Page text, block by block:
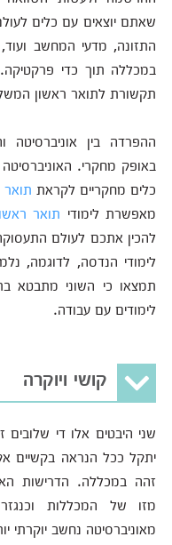
שאתם יוצאים עם כלים
התזונה, מדעי המחשב
במכללה תוך כדי
תקשורת לתואר ראשון
ההפרדה בין
באופק מחקרי.
כלים מחקריים לקראת תואר
מאפשרת לימודי תואר
להכין אתכם לעולם
לימודי הנדסה, לדוגמה,
תמצאו כי השוני מתבטא
לימודים עם עבודה.
קושי ויוקרה
שני היבטים אלו די
יתקל ככל הנראה בקשיים
זהה במכללה. הדרישות
מזו של המכללות
מאוניברסיטה נחשב יוקרתי